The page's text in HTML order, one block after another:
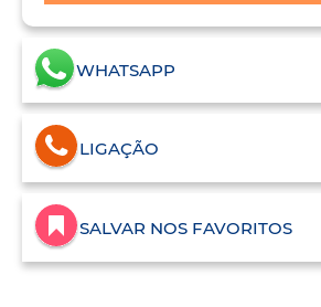
WHATSAPP
LIGAÇÃO
SALVAR NOS FAVORITOS